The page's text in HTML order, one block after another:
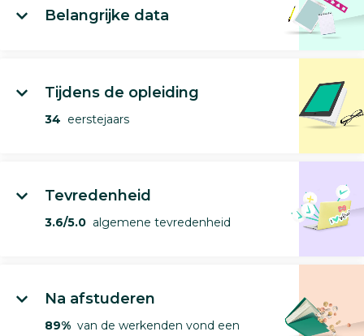
Belangrijke data
Tijdens de opleiding
34 eerstejaars
Tevredenheid
3.6/5.0 algemene tevredenheid
Na afstuderen
89% van de werkenden vond een